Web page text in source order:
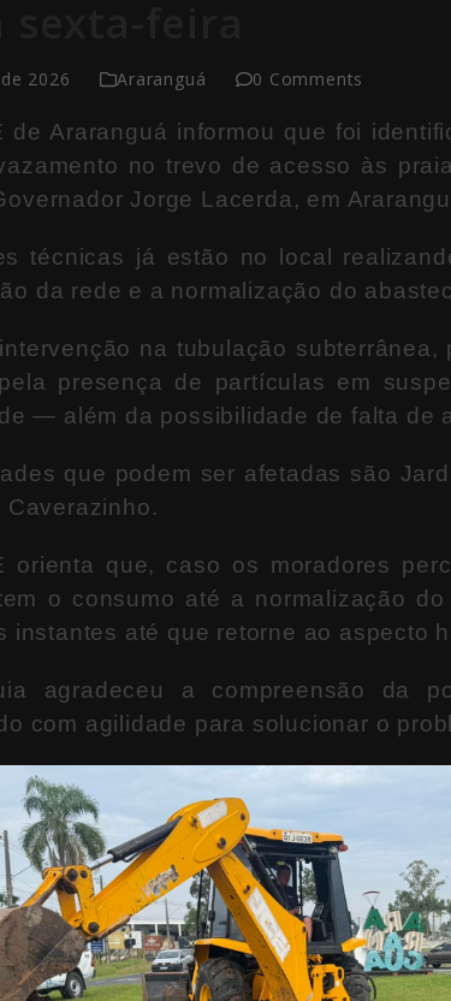
2026 Araranguá 0 Comments
de Araranguá informou que foi
no trevo de acesso às
Jorge Lacerda, em
técnicas já estão no local
da rede e a normalização do
na tubulação
presença de partículas em
— além da possibilidade de falta de
que podem ser afetadas são
Caverazinho.
orienta que, caso os moradores
o consumo até a normalização
instantes até que retorne ao aspecto
agradeceu a compreensão da
com agilidade para solucionar o